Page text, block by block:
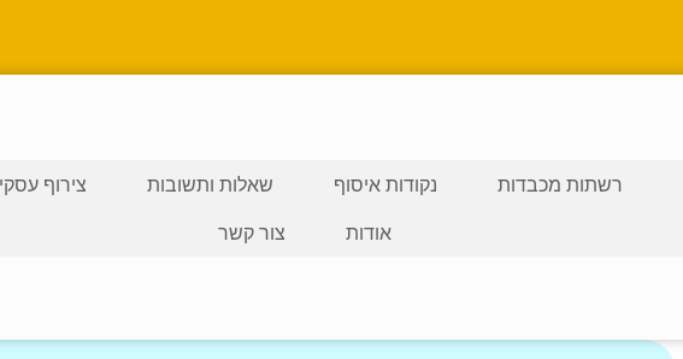
רשתות מכבדות נקודות איסוף שאלות ותשובות צירוף
אודות
צור קשר